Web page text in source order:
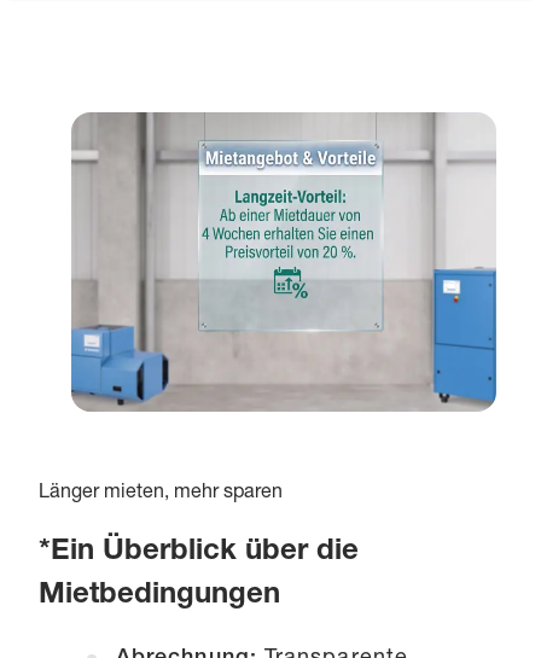
Länger mieten, mehr sparen
*Ein Überblick über die
Mietbedingungen